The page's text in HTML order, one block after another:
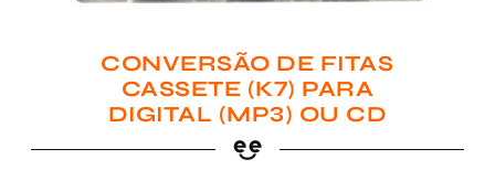
CONVERSÃO DE FITAS
CASSETE (K7) PARA
DIGITAL (MP3) OU CD